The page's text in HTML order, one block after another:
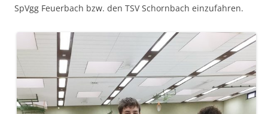
SpVgg Feuerbach bzw. den TSV Schornbach einzufahren.